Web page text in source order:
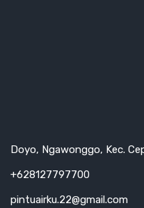
Doyo, Ngawonggo, Kec.
+628127797700
pintuairku.22@gmail.com